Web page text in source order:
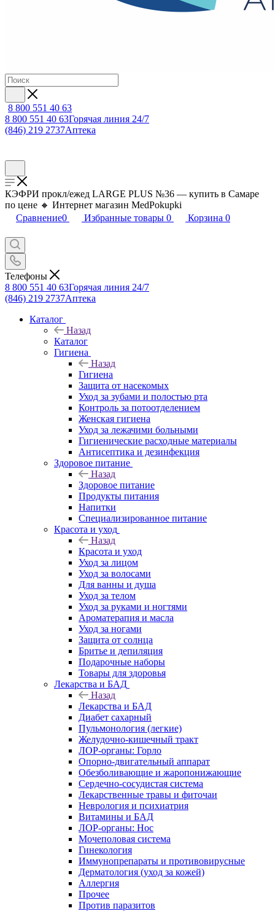
8 800 551 40 63
8 800 551 40 63Горячая линия 24/7
(846) 219 2737Аптека
КЭФРИ прокл/ежед LARGE PLUS №36 — купить в Самаре
по цене 🔸 Интернет магазин MedPokupki
Сравнение0 Избранные товары 0 Корзина 0
Телефоны
8 800 551 40 63Горячая линия 24/7
(846) 219 2737Аптека
Каталог
Назад
Каталог
Гигиена
Назад
Гигиена
Защита от насекомых
Уход за зубами и полостью рта
Контроль за потоотделением
Женская гигиена
Уход за лежачими больными
Гигиенические расходные материалы
Антисептика и дезинфекция
Здоровое питание
Назад
Здоровое питание
Продукты питания
Напитки
Специализированное питание
Красота и уход
Назад
Красота и уход
Уход за лицом
Уход за волосами
Для ванны и душа
Уход за телом
Уход за руками и ногтями
Ароматерапия и масла
Уход за ногами
Защита от солнца
Бритье и депиляция
Подарочные наборы
Товары для здоровья
Лекарства и БАД
Назад
Лекарства и БАД
Диабет сахарный
Пульмонология (легкие)
Желудочно-кишечный тракт
ЛОР-органы: Горло
Опорно-двигательный аппарат
Обезболивающие и жаропонижающие
Сердечно-сосудистая система
Лекарственные травы и фиточаи
Неврология и психиатрия
Витамины и БАД
ЛОР-органы: Нос
Мочеполовая система
Гинекология
Иммунопрепараты и противовирусные
Дерматология (уход за кожей)
Аллергия
Прочее
Против паразитов